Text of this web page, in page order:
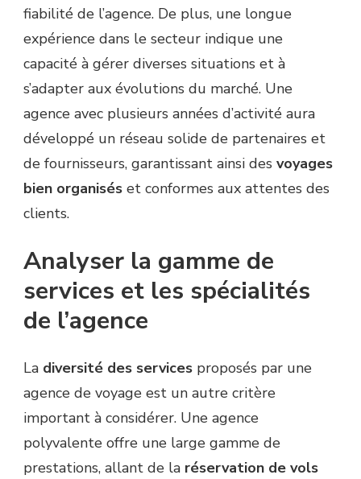
fiabilité de l’agence. De plus, une longue
expérience dans le secteur indique une
capacité à gérer diverses situations et à
s’adapter aux évolutions du marché. Une
agence avec plusieurs années d’activité aura
développé un réseau solide de partenaires et
de fournisseurs, garantissant ainsi des voyages
bien organisés et conformes aux attentes des
clients.
Analyser la gamme de
services et les spécialités
de l’agence
La diversité des services proposés par une
agence de voyage est un autre critère
important à considérer. Une agence
polyvalente offre une large gamme de
prestations, allant de la réservation de vols